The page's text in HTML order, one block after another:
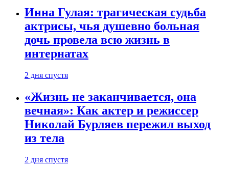
Инна Гулая: трагическая судьба
актрисы, чья душевно больная
дочь провела всю жизнь в
интернатах
2 дня спустя
«Жизнь не заканчивается, она
вечная»: Как актер и режиссер
Николай Бурляев пережил выход
из тела
2 дня спустя